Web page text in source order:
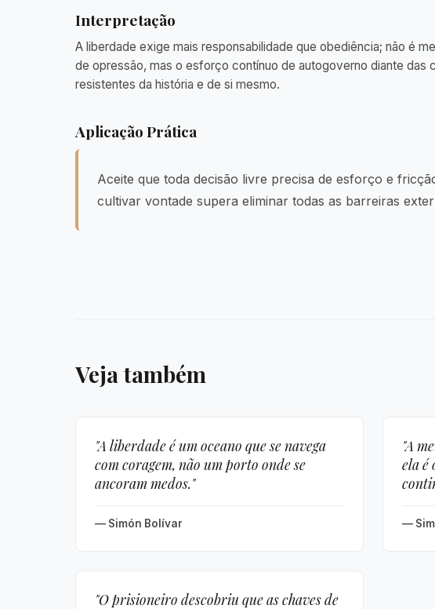
Interpretação
A liberdade exige mais responsabilidade que obediência; não é
de opressão, mas o esforço contínuo de autogoverno diante das
resistentes da história e de si mesmo.
Aplicação Prática
Aceite que toda decisão livre precisa de esforço e
cultivar vontade supera eliminar todas as barreiras
Veja também
"A liberdade é um oceano que se navega
com coragem, não um porto onde se
ancoram medos."
— Simón Bolívar
"A
ela é
—
"O prisioneiro descobriu que as chaves de